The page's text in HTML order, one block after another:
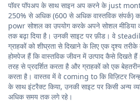
पॉवर पॉपअप के साथ साइन अप करने के just
250% से अधिक (600 से अधिक वास्तविक संपर्क)
powr सोशल का उपयोग करके अपने सोशल मीडिया
तक बढ़ा दिया है। उनकी साइट पर फ़ीड। वे
ग्राहकों को शीघ्रता से दिखाने के लिए एक दृश्य
होमपेज हैं कि वास्तविक जीवन में उत्पाद कैसे दिखते
तरह से प्रदर्शित करता है और ग्राहकों को एक
करता है। वास्तव में वे coming to कि विज़िटर
के साथ इंटरैक्ट किया, उनकी साइट पर किसी अन्य
अधिक समय तक लगे रहे।